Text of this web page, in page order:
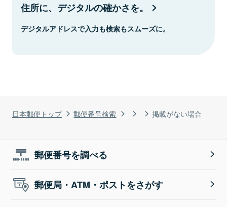
日本郵便トップ 郵便番号検索 掲載がない場合
住所に、デジタルの確かさを。
デジタルアドレスで入力も検索もスムーズに。
郵便番号を調べる
郵便局・ATM・ポストをさがす